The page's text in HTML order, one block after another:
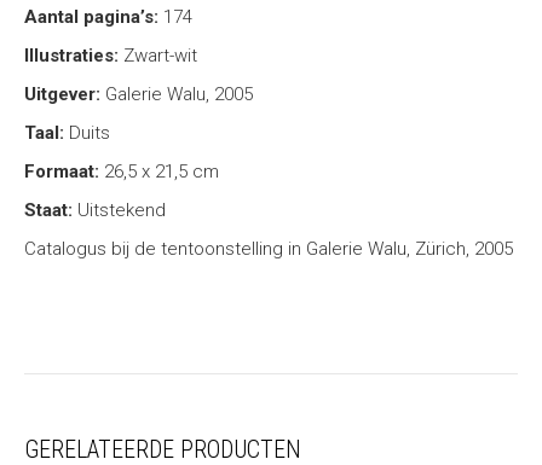
Aantal pagina’s: 174
Illustraties: Zwart-wit
Uitgever: Galerie Walu, 2005
Taal: Duits
Formaat: 26,5 x 21,5 cm
Staat: Uitstekend
Catalogus bij de tentoonstelling in Galerie Walu, Zürich, 2005
GERELATEERDE PRODUCTEN